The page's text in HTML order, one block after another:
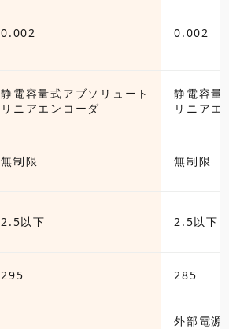
0.002 0.002
静電容量式アブソリュート
リニアエンコーダ
静電容量
リニアエ
無制限 無制限
2.5以下 2.5以下
295 285
外部電